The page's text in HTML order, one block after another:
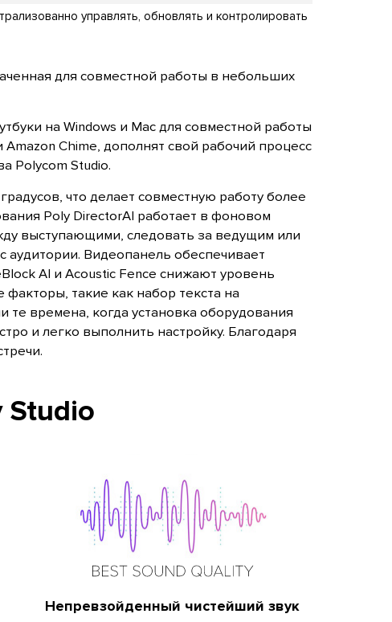
управлять, обновлять и контролировать
для совместной работы в небольших
на Windows и Mac для совместной работы
Chime, дополнят свой рабочий процесс
Polycom Studio.
что делает совместную работу более
Poly DirectorAI работает в фоновом
выступающими, следовать за ведущим или
аудитории. Видеопанель обеспечивает
AI и Acoustic Fence снижают уровень
такие как набор текста на
те времена, когда установка оборудования
и легко выполнить настройку. Благодаря
Studio
Непревзойденный чистейший звук